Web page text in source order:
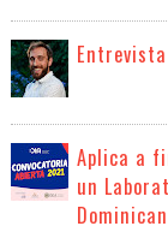
Entrevista
Aplica a
un